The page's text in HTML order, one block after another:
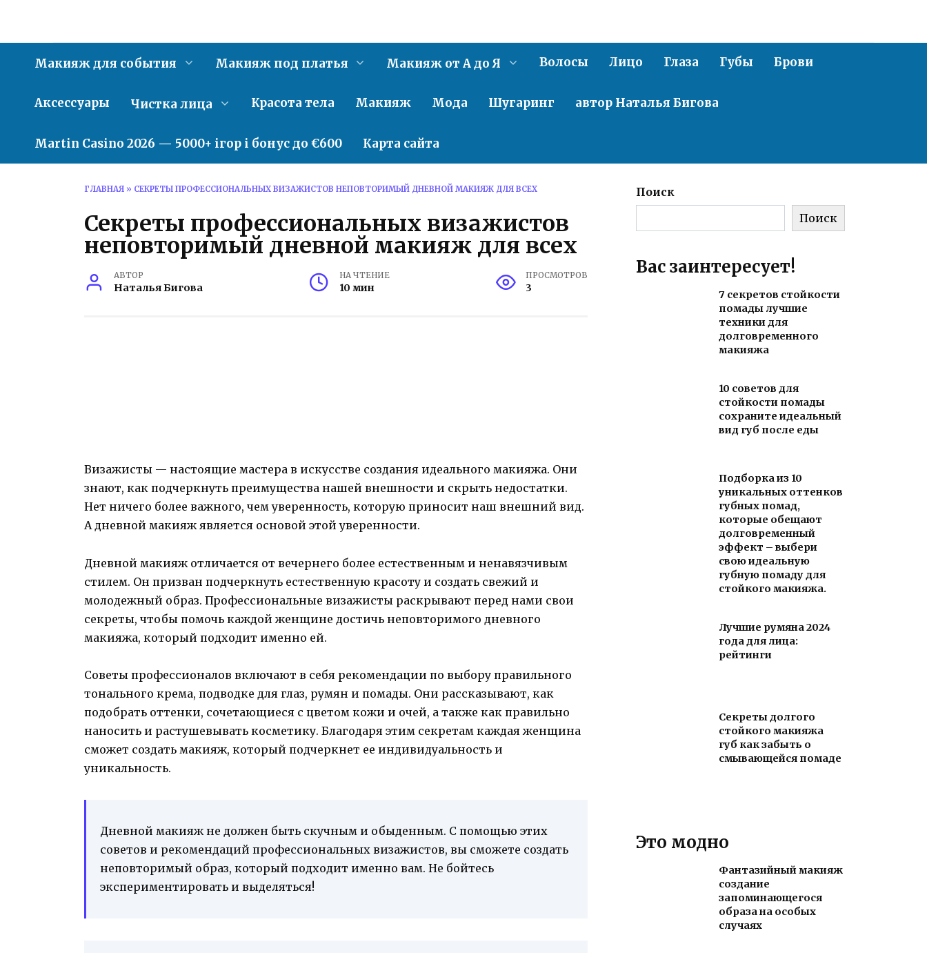
Макияж для события Макияж под платья Макияж от А до Я Волосы Лицо Глаза Губы Брови
Аксессуары Чистка лица Красота тела Макияж Мода Шугаринг автор Наталья Бигова
Martin Casino 2026 — 5000+ ігор і бонус до €600 Карта сайта
ГЛАВНАЯ » СЕКРЕТЫ ПРОФЕССИОНАЛЬНЫХ ВИЗАЖИСТОВ НЕПОВТОРИМЫЙ ДНЕВНОЙ МАКИЯЖ ДЛЯ ВСЕХ
Секреты профессиональных визажистов
неповторимый дневной макияж для всех
АВТОР
Наталья Бигова
НА ЧТЕНИЕ
10 мин
ПРОСМОТРОВ
3
Визажисты — настоящие мастера в искусстве создания идеального макияжа. Они
знают, как подчеркнуть преимущества нашей внешности и скрыть недостатки.
Нет ничего более важного, чем уверенность, которую приносит наш внешний вид.
А дневной макияж является основой этой уверенности.
Дневной макияж отличается от вечернего более естественным и ненавязчивым
стилем. Он призван подчеркнуть естественную красоту и создать свежий и
молодежный образ. Профессиональные визажисты раскрывают перед нами свои
секреты, чтобы помочь каждой женщине достичь неповторимого дневного
макияжа, который подходит именно ей.
Советы профессионалов включают в себя рекомендации по выбору правильного
тонального крема, подводке для глаз, румян и помады. Они рассказывают, как
подобрать оттенки, сочетающиеся с цветом кожи и очей, а также как правильно
наносить и растушевывать косметику. Благодаря этим секретам каждая женщина
сможет создать макияж, который подчеркнет ее индивидуальность и
уникальность.
Дневной макияж не должен быть скучным и обыденным. С помощью этих
советов и рекомендаций профессиональных визажистов, вы сможете создать
неповторимый образ, который подходит именно вам. Не бойтесь
экспериментировать и выделяться!
Поиск
Поиск
Вас заинтересует!
7 секретов стойкости
помады лучшие
техники для
долговременного
макияжа
10 советов для
стойкости помады
сохраните идеальный
вид губ после еды
Подборка из 10
уникальных оттенков
губных помад,
которые обещают
долговременный
эффект – выбери
свою идеальную
губную помаду для
стойкого макияжа.
Лучшие румяна 2024
года для лица:
рейтинги
Секреты долгого
стойкого макияжа
губ как забыть о
смывающейся помаде
Это модно
Фантазийный макияж
создание
запоминающегося
образа на особых
случаях